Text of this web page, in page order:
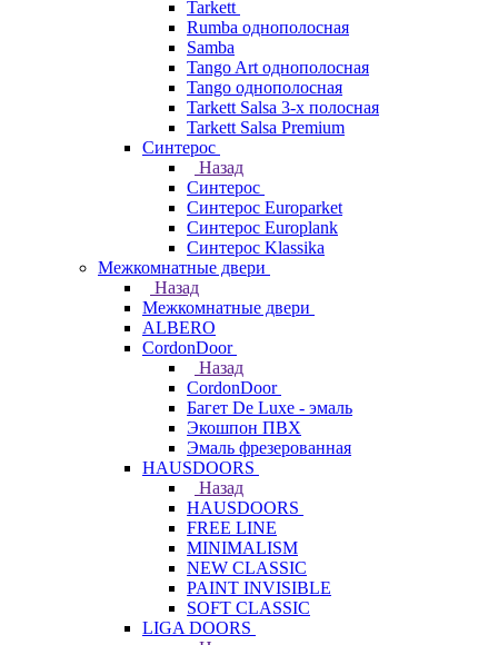
Tarkett
Rumba однополосная
Samba
Tango Art однополосная
Tango однополосная
Tarkett Salsa 3-х полосная
Tarkett Salsa Premium
Синтерос
Назад
Синтерос
Синтерос Europarket
Синтерос Europlank
Синтерос Klassika
Межкомнатные двери
Назад
Межкомнатные двери
ALBERO
CordonDoor
Назад
CordonDoor
Багет De Luxe - эмаль
Экошпон ПВХ
Эмаль фрезерованная
HAUSDOORS
Назад
HAUSDOORS
FREE LINE
MINIMALISM
NEW CLASSIC
PAINT INVISIBLE
SOFT CLASSIC
LIGA DOORS